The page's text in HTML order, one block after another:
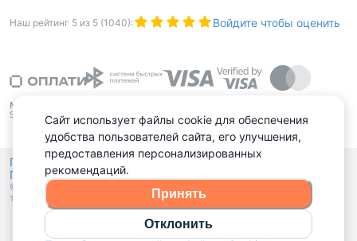
Наш рейтинг 5 из 5 (1040): Войдите чтобы оценить
Политика конфиденциальности,
Политика обработки файлов куки
© 2015 - 2026, Domovita.by. Копирование материалов допускается
только при наличии активной ссылки.
Сайт использует файлы cookie для обеспечения
удобства пользователей сайта, его улучшения,
предоставления персонализированных
рекомендаций.
Принять
Отклонить